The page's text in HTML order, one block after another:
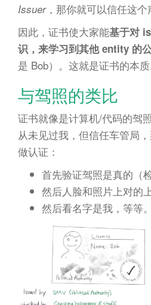
Issuer，那你就可以信任这个
因此，证书使大家能基于对
识，来学习到其他 entity 的
是 Bob）。这就是证书的本质
与驾照的类比
证书就像是计算机/代码的驾
从未见过我，但信任车管局
做认证：
首先验证驾照是真的（
然后人脸和照片上对的
然后看名字是我，等等。